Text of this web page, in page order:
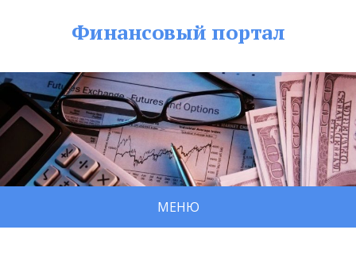
Финансовый портал
МЕНЮ